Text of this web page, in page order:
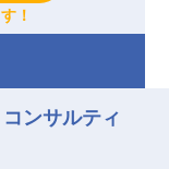
！
ンサルティ